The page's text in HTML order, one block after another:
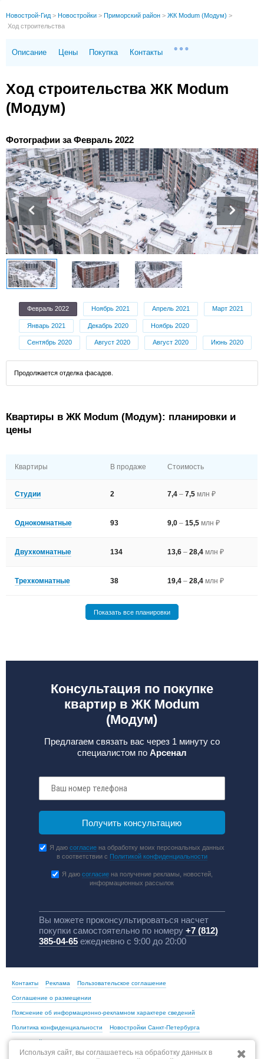
Новострой-Гид > Новостройки > Приморский район > ЖК Modum (Модум) >
Ход строительства
Описание Цены Покупка Контакты
Ход строительства ЖК Modum
(Модум)
Фотографии за Февраль 2022
Февраль 2022 Ноябрь 2021 Апрель 2021 Март 2021
Январь 2021 Декабрь 2020 Ноябрь 2020
Сентябрь 2020 Август 2020 Август 2020 Июнь 2020
Продолжается отделка фасадов.
Квартиры в ЖК Modum (Модум): планировки и
цены
Квартиры В продаже Стоимость
Студии 2 7,4– 7,5млн ₽
Однокомнатные 93 9,0– 15,5млн ₽
Двухкомнатные 134 13,6– 28,4млн ₽
Трехкомнатные 38 19,4– 28,4млн ₽
Показать все планировки
Консультация по покупке
квартир в ЖК Modum
(Модум)
Предлагаем связать вас через 1 минуту со
специалистом по Арсенал
Я даюсогласие на обработку моих персональных данных
в соответствии с Политикой конфиденциальности
Я даю согласиена получение рекламы, новостей,
информационных рассылок
Вы можете проконсультироваться насчет
покупки самостоятельно по номеру +7 (812)
385-04-65ежедневно с 9:00 до 20:00
Контакты Реклама Пользовательское соглашение
Соглашение о размещении
Пояснение об информационно-рекламном характере сведений
Политика конфиденциальности Новостройки Санкт-Петербурга
Новостройки Москвы
Используя сайт, вы соглашаетесь на обработку данных в